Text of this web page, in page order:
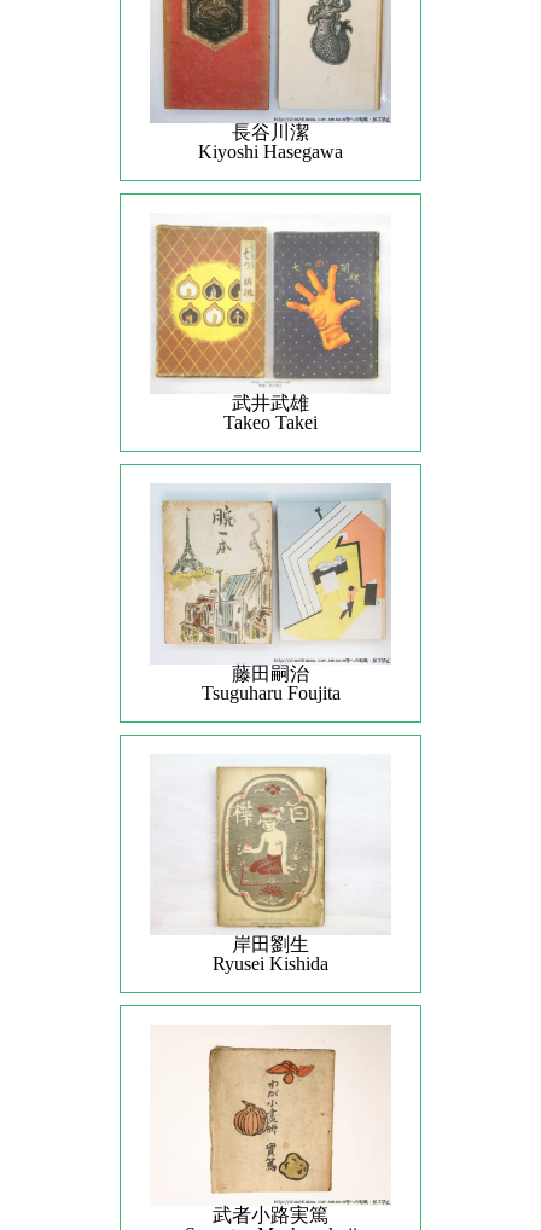
長谷川潔
Kiyoshi Hasegawa
武井武雄
Takeo Takei
藤田嗣治
Tsuguharu Foujita
岸田劉生
Ryusei Kishida
武者小路実篤